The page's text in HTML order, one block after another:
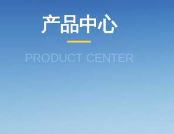
产品中心
PRODUCT CENTER